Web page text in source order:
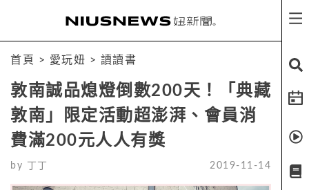
首頁 > 愛玩妞 > 讀讀書
敦南誠品熄燈倒數200天！「典藏
敦南」限定活動超澎湃、會員消
費滿200元人人有獎
by 2019-11-14